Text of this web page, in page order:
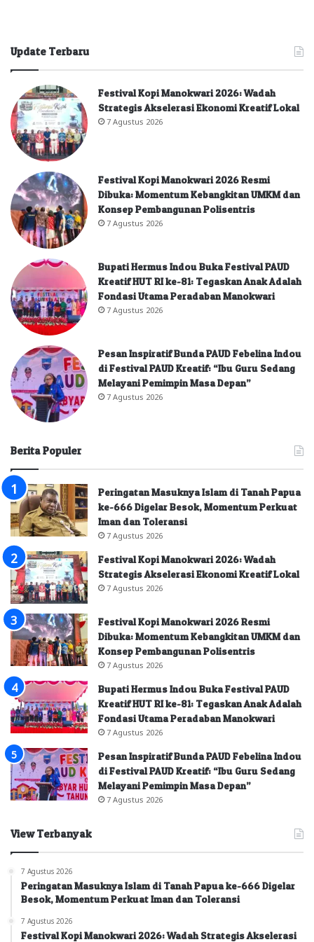
Update Terbaru
Festival Kopi Manokwari 2026: Wadah
Strategis Akselerasi Ekonomi Kreatif Lokal
7 Agustus 2026
Festival Kopi Manokwari 2026 Resmi
Dibuka: Momentum Kebangkitan UMKM dan
Konsep Pembangunan Polisentris
7 Agustus 2026
Bupati Hermus Indou Buka Festival PAUD
Kreatif HUT RI ke-81: Tegaskan Anak Adalah
Fondasi Utama Peradaban Manokwari
7 Agustus 2026
Pesan Inspiratif Bunda PAUD Febelina Indou
di Festival PAUD Kreatif: “Ibu Guru Sedang
Melayani Pemimpin Masa Depan”
7 Agustus 2026
Berita Populer
Peringatan Masuknya Islam di Tanah Papua
ke-666 Digelar Besok, Momentum Perkuat
Iman dan Toleransi
7 Agustus 2026
Festival Kopi Manokwari 2026: Wadah
Strategis Akselerasi Ekonomi Kreatif Lokal
7 Agustus 2026
Festival Kopi Manokwari 2026 Resmi
Dibuka: Momentum Kebangkitan UMKM dan
Konsep Pembangunan Polisentris
7 Agustus 2026
Bupati Hermus Indou Buka Festival PAUD
Kreatif HUT RI ke-81: Tegaskan Anak Adalah
Fondasi Utama Peradaban Manokwari
7 Agustus 2026
Pesan Inspiratif Bunda PAUD Febelina Indou
di Festival PAUD Kreatif: “Ibu Guru Sedang
Melayani Pemimpin Masa Depan”
7 Agustus 2026
View Terbanyak
7 Agustus 2026
Peringatan Masuknya Islam di Tanah Papua ke-666 Digelar
Besok, Momentum Perkuat Iman dan Toleransi
7 Agustus 2026
Festival Kopi Manokwari 2026: Wadah Strategis Akselerasi